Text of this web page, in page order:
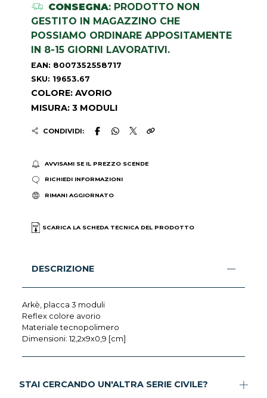
CONSEGNA: PRODOTTO NON
GESTITO IN MAGAZZINO CHE
POSSIAMO ORDINARE APPOSITAMENTE
IN 8-15 GIORNI LAVORATIVI.
EAN: 8007352558717
SKU: 19653.67
COLORE: AVORIO
MISURA: 3 MODULI
CONDIVIDI:
AVVISAMI SE IL PREZZO SCENDE
RICHIEDI INFORMAZIONI
RIMANI AGGIORNATO
SCARICA LA SCHEDA TECNICA DEL PRODOTTO
DESCRIZIONE
Arkè, placca 3 moduli
Reflex colore avorio
Materiale tecnopolimero
Dimensioni: 12,2x9x0,9 [cm]
STAI CERCANDO UN'ALTRA SERIE CIVILE?